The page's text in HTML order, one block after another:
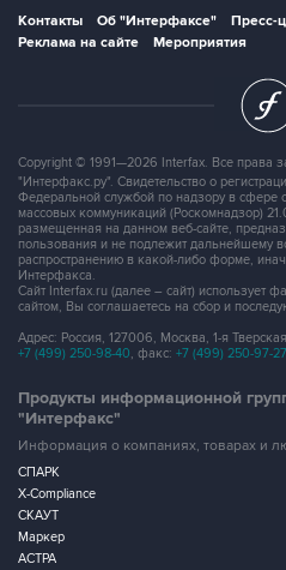
Контакты Об "Интерфаксе" Пресс-
Реклама на сайте
Мероприятия
Copyright © 1991—2026 Interfax. Все права
"Интерфакс.ру". Свидетельство о
Федеральной службой по надзору в сфере
массовых коммуникаций (Роскомнадзор)
размещенная на данном веб-сайте,
пользования и не подлежит дальнейшему
распространению в какой-либо форме,
Интерфакса.
Сайт Interfax.ru (далее – сайт) использует
сайтом, Вы соглашаетесь на сбор и
Адрес: Россия, 127006, Москва, 1-я
+7 (499) 250-98-40, факс: +7 (499) 250-97-27
Продукты информационной
"Интерфакс"
Информация о компаниях, товарах и
СПАРК
X-Compliance
СКАУТ
Маркер
АСТРА